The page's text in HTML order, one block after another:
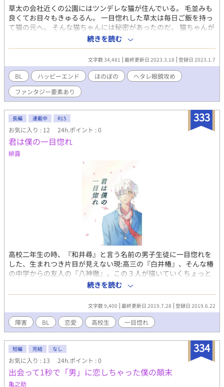
草太の会社近くの公園にはツンデレな猫が住んでいる。 毛並みも
良くてお目々もきゅるるん。 一目惚れした草太は毎日ご飯を持っ
て猫の元へ。 そんな猫ちゃんには秘密があったのだ。 猫ちゃんが
勘違いでエッチな恩返し？！ 猫バカな作者が送る可愛いツンデレ
猫ちゃんと、一見受けなヘタレ草太くんのほのぼのラブコメ。
続きを読む
文字数 34,481 最終更新日 2023.3.18 登録日 2023.1.7
BL ハッピーエンド ほのぼの
ヘタレ眼鏡攻め
ファンタジー要素あり
333
長編 連載中 R15
お気に入り : 12 24h.ポイント : 0
君は僕の一目惚れ
緋露
高校二年生の時、『和井尋』と言う名前の男子生徒に一目惚れを
した、生まれつき片目が見えない現:高三の『白井椿』、そんな椿
の中学からの友人の『八神徹』。この３人が描いていくちょっと
複雑(？)ほろ苦ラブストーリー。 少し過激な表現あり、お気をつ
けてください。
続きを読む
文字数 9,400 最終更新日 2019.7.28 登録日 2019.6.22
障害 BL 恋愛 高校生 一目惚れ
334
短編 完結 なし
お気に入り : 13 24h.ポイント : 0
出会って1秒で「男」に恋しちゃった僕の顛末
亀之助